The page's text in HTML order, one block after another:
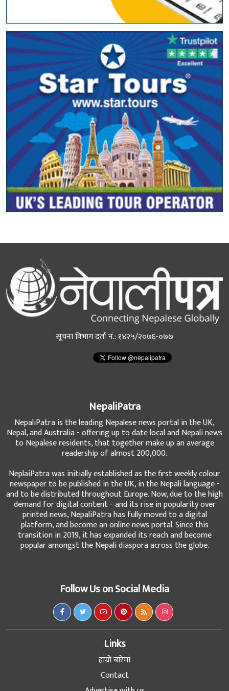
सूचना विभाग दर्ता नं.: १४२५/२०७६-०७७
NepaliPatra
NepaliPatra is the leading Nepalese news portal in the UK,
Nepal, and Australia - offering up to date local and Nepali news
to Nepalese residents, that together make up an average
readership of almost 200,000.
NeplaiPatra was initially established as the first weekly colour
newspaper to be published in the UK, in the Nepali language -
and to be distributed throughout Europe. Now, due to the high
demand for digital content - and its rise in popularity over
printed news, NepaliPatra has fully moved to a digital
platform, and become an online news portal. Since this
transition in 2019, it has expanded its reach and become
popular amongst the Nepali diaspora across the globe.
Follow Us on Social Media
Links
हाम्रो बारेमा
Contact